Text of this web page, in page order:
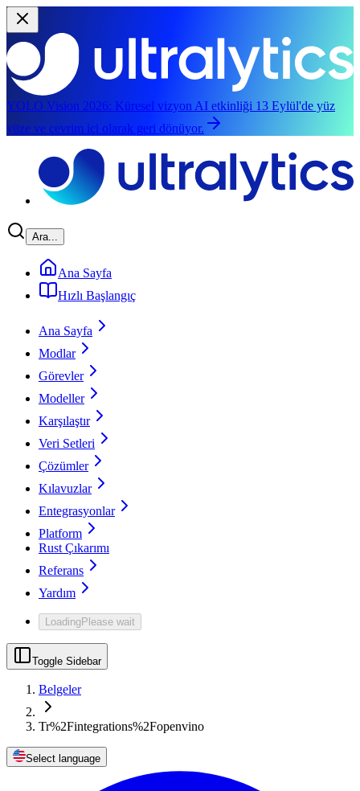
YOLO Vision 2026: Küresel vizyon AI etkinliği 13 Eylül'de yüz
yüze ve çevrim içi olarak geri dönüyor.
Ara...
Ana Sayfa
Hızlı Başlangıç
Ana Sayfa
Modlar
Görevler
Modeller
Karşılaştır
Veri Setleri
Çözümler
Kılavuzlar
Entegrasyonlar
Platform
Rust Çıkarımı
Referans
Yardım
LoadingPlease wait
Toggle Sidebar
Belgeler
Tr%2Fintegrations%2Fopenvino
Select language